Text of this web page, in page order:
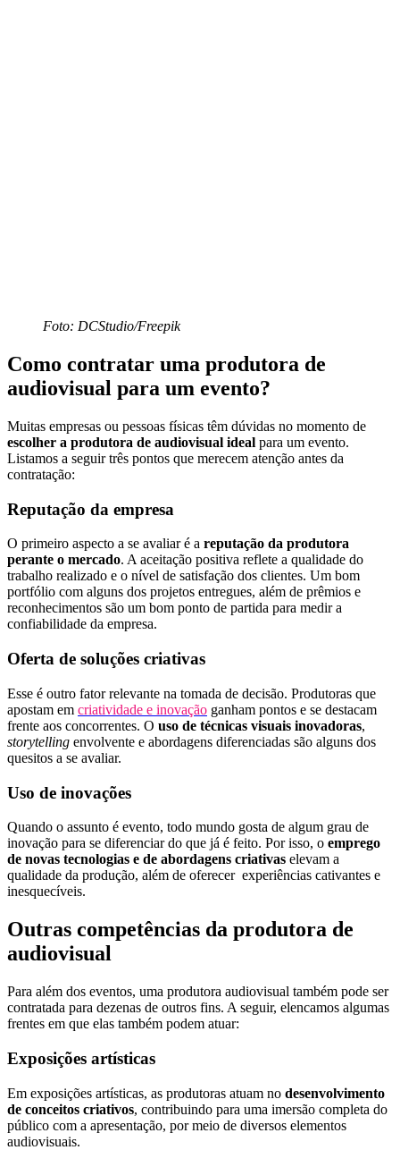
Foto: DCStudio/Freepik
Como contratar uma produtora de
audiovisual para um evento?
Muitas empresas ou pessoas físicas têm dúvidas no momento de
escolher a produtora de audiovisual ideal para um evento.
Listamos a seguir três pontos que merecem atenção antes da
contratação:
Reputação da empresa
O primeiro aspecto a se avaliar é a reputação da produtora
perante o mercado. A aceitação positiva reflete a qualidade do
trabalho realizado e o nível de satisfação dos clientes. Um bom
portfólio com alguns dos projetos entregues, além de prêmios e
reconhecimentos são um bom ponto de partida para medir a
confiabilidade da empresa.
Oferta de soluções criativas
Esse é outro fator relevante na tomada de decisão. Produtoras que
apostam em criatividade e inovação ganham pontos e se destacam
frente aos concorrentes. O uso de técnicas visuais inovadoras,
storytelling envolvente e abordagens diferenciadas são alguns dos
quesitos a se avaliar.
Uso de inovações
Quando o assunto é evento, todo mundo gosta de algum grau de
inovação para se diferenciar do que já é feito. Por isso, o emprego
de novas tecnologias e de abordagens criativas elevam a
qualidade da produção, além de oferecer experiências cativantes e
inesquecíveis.
Outras competências da produtora de
audiovisual
Para além dos eventos, uma produtora audiovisual também pode ser
contratada para dezenas de outros fins. A seguir, elencamos algumas
frentes em que elas também podem atuar:
Exposições artísticas
Em exposições artísticas, as produtoras atuam no desenvolvimento
de conceitos criativos, contribuindo para uma imersão completa do
público com a apresentação, por meio de diversos elementos
audiovisuais.